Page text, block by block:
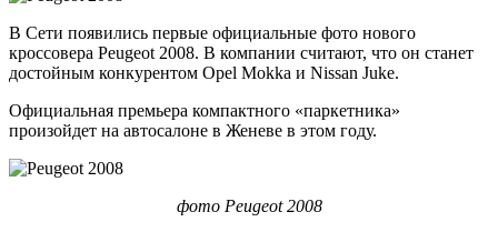
В Сети появились первые официальные фото нового
кроссовера Peugeot 2008. В компании считают, что он станет
достойным конкурентом Opel Mokka и Nissan Juke.
Официальная премьера компактного «паркетника»
произойдет на автосалоне в Женеве в этом году.
фото Peugeot 2008